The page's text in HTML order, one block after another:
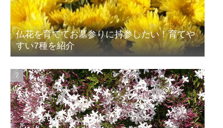
仏花を育ててお墓参りに持参したい！育てや
すい7種を紹介